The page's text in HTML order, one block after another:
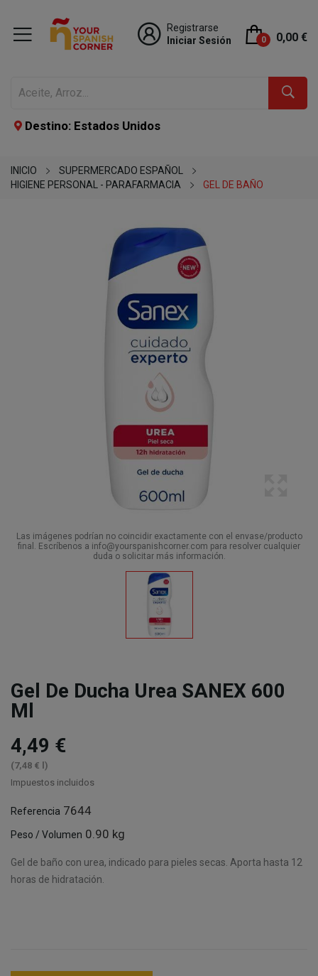
Registrarse
Iniciar Sesión
0 0,00 €
Destino: Estados Unidos
INICIO
SUPERMERCADO ESPAÑOL
HIGIENE PERSONAL - PARAFARMACIA
GEL DE BAÑO
Las imágenes podrían no coincidir exactamente con el envase/producto
final. Escríbenos a info@yourspanishcorner.com para resolver cualquier
duda o solicitar más información.
Gel De Ducha Urea SANEX 600
Ml
4,49 €
(7,48 € l)
Impuestos incluidos
Referencia 7644
Peso / Volumen 0.90 kg
Gel de baño con urea, indicado para pieles secas. Aporta hasta 12
horas de hidratación.